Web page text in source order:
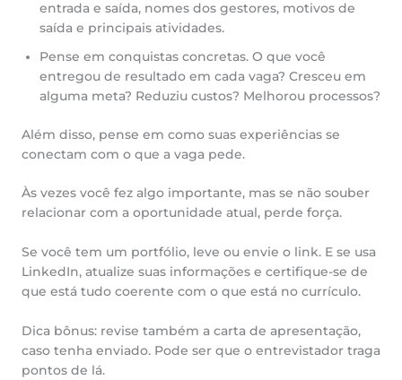
entrada e saída, nomes dos gestores, motivos de
saída e principais atividades.
Pense em conquistas concretas. O que você
entregou de resultado em cada vaga? Cresceu em
alguma meta? Reduziu custos? Melhorou processos?
Além disso, pense em como suas experiências se
conectam com o que a vaga pede.
Às vezes você fez algo importante, mas se não souber
relacionar com a oportunidade atual, perde força.
Se você tem um portfólio, leve ou envie o link. E se usa
LinkedIn, atualize suas informações e certifique-se de
que está tudo coerente com o que está no currículo.
Dica bônus: revise também a carta de apresentação,
caso tenha enviado. Pode ser que o entrevistador traga
pontos de lá.